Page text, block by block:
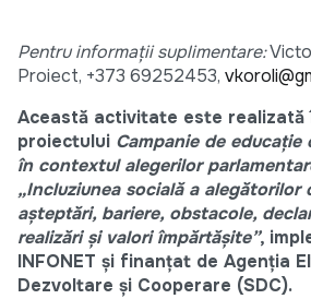
Pentru informații suplimentare:
Proiect, +373 69252453,
Această activitate este realizată
proiectului Campanie de
în contextul alegerilor
„Incluziunea socială a
așteptări, bariere, obstacole,
realizări și valori împărtășite”,
INFONET și finanțat de Agenția
Dezvoltare și Cooperare (SDC).